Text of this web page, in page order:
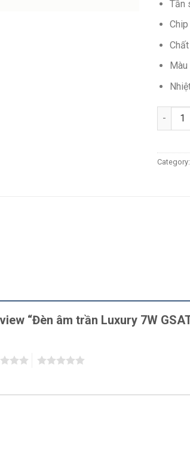
Tần
Quantity
Category:
“Đèn âm trần Luxury 7W